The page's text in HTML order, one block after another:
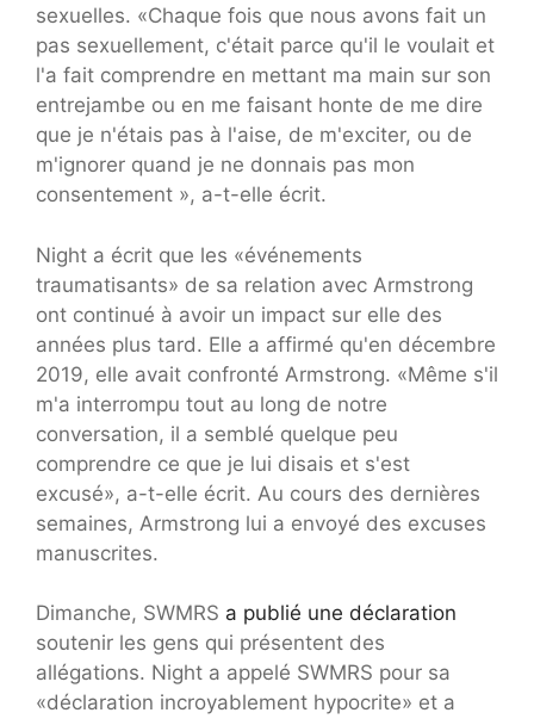
sexuelles. «Chaque fois que nous avons fait un
pas sexuellement, c'était parce qu'il le voulait et
l'a fait comprendre en mettant ma main sur son
entrejambe ou en me faisant honte de me dire
que je n'étais pas à l'aise, de m'exciter, ou de
m'ignorer quand je ne donnais pas mon
consentement », a-t-elle écrit.
Night a écrit que les «événements
traumatisants» de sa relation avec Armstrong
ont continué à avoir un impact sur elle des
années plus tard. Elle a affirmé qu'en décembre
2019, elle avait confronté Armstrong. «Même s'il
m'a interrompu tout au long de notre
conversation, il a semblé quelque peu
comprendre ce que je lui disais et s'est
excusé», a-t-elle écrit. Au cours des dernières
semaines, Armstrong lui a envoyé des excuses
manuscrites.
Dimanche, SWMRS a publié une déclaration
soutenir les gens qui présentent des
allégations. Night a appelé SWMRS pour sa
«déclaration incroyablement hypocrite» et a